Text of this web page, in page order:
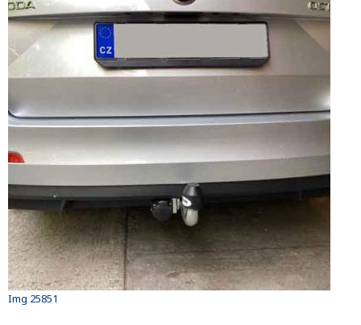
Img 25851